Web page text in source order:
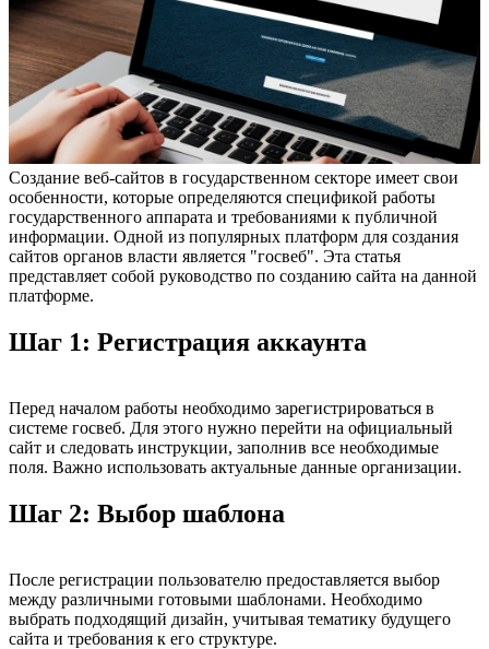
Создание веб-сайтов в государственном секторе имеет свои
особенности, которые определяются спецификой работы
государственного аппарата и требованиями к публичной
информации. Одной из популярных платформ для создания
сайтов органов власти является "госвеб". Эта статья
представляет собой руководство по созданию сайта на данной
платформе.
Шаг 1: Регистрация аккаунта
Перед началом работы необходимо зарегистрироваться в
системе госвеб. Для этого нужно перейти на официальный
сайт и следовать инструкции, заполнив все необходимые
поля. Важно использовать актуальные данные организации.
Шаг 2: Выбор шаблона
После регистрации пользователю предоставляется выбор
между различными готовыми шаблонами. Необходимо
выбрать подходящий дизайн, учитывая тематику будущего
сайта и требования к его структуре.